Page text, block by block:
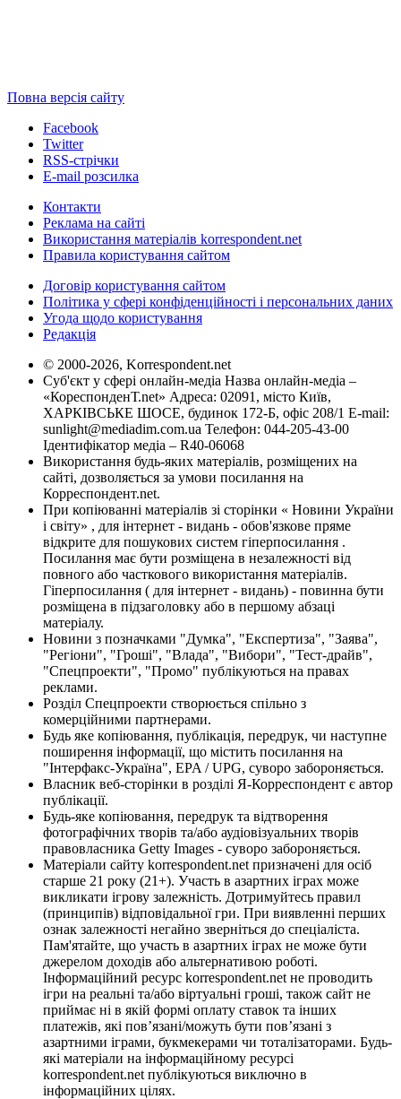
Повна версія сайту
Facebook
Twitter
RSS-стрічки
E-mail розсилка
Контакти
Реклама на сайті
Використання матеріалів korrespondent.net
Правила користування сайтом
Договір користування сайтом
Політика у сфері конфіденційності і персональних даних
Угода щодо користування
Редакція
© 2000-2026, Korrespondent.net
Суб'єкт у сфері онлайн-медіа Назва онлайн-медіа –
«КореспонденТ.net» Адреса: 02091, місто Київ,
ХАРКІВСЬКЕ ШОСЕ, будинок 172-Б, офіс 208/1 E-mail:
sunlight@mediadim.com.ua Телефон: 044-205-43-00
Ідентифікатор медіа – R40-06068
Використання будь-яких матеріалів, розміщених на
сайті, дозволяється за умови посилання на
Корреспондент.net.
При копіюванні матеріалів зі сторінки « Новини України
і світу» , для інтернет - видань - обов'язкове пряме
відкрите для пошукових систем гіперпосилання .
Посилання має бути розміщена в незалежності від
повного або часткового використання матеріалів.
Гіперпосилання ( для інтернет - видань) - повинна бути
розміщена в підзаголовку або в першому абзаці
матеріалу.
Новини з позначками "Думка", "Експертиза", "Заява",
"Регіони", "Гроші", "Влада", "Вибори", "Тест-драйв",
"Спецпроекти", "Промо" публікуються на правах
реклами.
Розділ Спецпроекти створюється спільно з
комерційними партнерами.
Будь яке копіювання, публікація, передрук, чи наступне
поширення інформації, що містить посилання на
"Інтерфакс-Україна", EPA / UPG, суворо забороняється.
Власник веб-сторінки в розділі Я-Корреспондент є автор
публікації.
Будь-яке копіювання, передрук та відтворення
фотографічних творів та/або аудіовізуальних творів
правовласника Getty Images - суворо забороняється.
Матеріали сайту korrespondent.net призначені для осіб
старше 21 року (21+). Участь в азартних іграх може
викликати ігрову залежність. Дотримуйтесь правил
(принципів) відповідальної гри. При виявленні перших
ознак залежності негайно зверніться до спеціаліста.
Пам'ятайте, що участь в азартних іграх не може бути
джерелом доходів або альтернативою роботі.
Інформаційний ресурс korrespondent.net не проводить
ігри на реальні та/або віртуальні гроші, також сайт не
приймає ні в якій формі оплату ставок та інших
платежів, які пов’язані/можуть бути пов’язані з
азартними іграми, букмекерами чи тоталізаторами. Будь-
які матеріали на інформаційному ресурсі
korrespondent.net публікуються виключно в
інформаційних цілях.